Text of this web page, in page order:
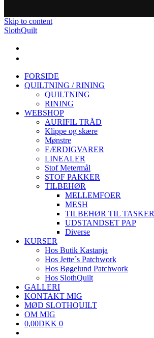
Skip to content
SlothQuilt
FORSIDE
QUILTNING / RINING
QUILTNING
RINING
WEBSHOP
AURIFIL TRÅD
Klippe og skære
Mønstre
FÆRDIGVARER
LINEALER
Stof Metermål
STOF PAKKER
TILBEHØR
MELLEMFOER
MESH
TILBEHØR TIL TASKER
UDSTANDSET PAP
Diverse
KURSER
Hos Butik Kastanja
Hos Jette´s Patchwork
Hos Bøgelund Patchwork
Hos SlothQuilt
GALLERI
KONTAKT MIG
MØD SLOTHQUILT
OM MIG
0,00DKK 0